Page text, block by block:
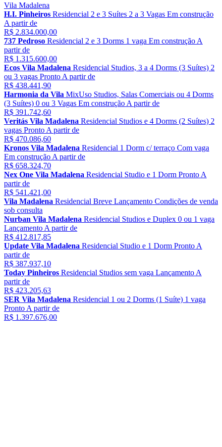
Vila Madalena
H.I. Pinheiros Residencial 2 e 3 Suítes 2 a 3 Vagas Em construção
A partir de
R$ 2.834.000,00
737 Pedroso Residencial 2 e 3 Dorms 1 vaga Em construção A
partir de
R$ 1.315.600,00
Ecos Vila Madalena Residencial Studios, 3 a 4 Dorms (3 Suítes) 2
ou 3 vagas Pronto A partir de
R$ 438.441,90
Harmonia da Vila MixUso Studios, Salas Comerciais ou 4 Dorms
(3 Suítes) 0 ou 3 Vagas Em construção A partir de
R$ 391.742,60
Veritás Vila Madalena Residencial Studios e 4 Dorms (2 Suítes) 2
vagas Pronto A partir de
R$ 470.086,60
Kronos Vila Madalena Residencial 1 Dorm c/ terraço Com vaga
Em construção A partir de
R$ 658.324,70
Nex One Vila Madalena Residencial Studio e 1 Dorm Pronto A
partir de
R$ 541.421,00
Vila Madalena Residencial Breve Lançamento Condições de venda
sob consulta
Nurban Vila Madalena Residencial Studios e Duplex 0 ou 1 vaga
Lançamento A partir de
R$ 412.817,85
Update Vila Madalena Residencial Studio e 1 Dorm Pronto A
partir de
R$ 387.937,10
Today Pinheiros Residencial Studios sem vaga Lançamento A
partir de
R$ 423.205,63
SER Vila Madalena Residencial 1 ou 2 Dorms (1 Suíte) 1 vaga
Pronto A partir de
R$ 1.397.676,00